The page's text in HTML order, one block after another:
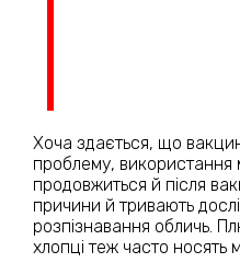
Хоча здається, що
проблему, використання
продовжиться й після
причини й тривають
розпізнавання обличь.
хлопці теж часто носять